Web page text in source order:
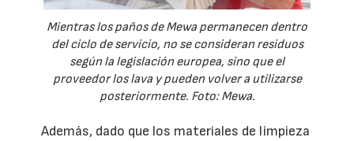
Mientras los paños de Mewa permanecen dentro
del ciclo de servicio, no se consideran residuos
según la legislación europea, sino que el
proveedor los lava y pueden volver a utilizarse
posteriormente. Foto: Mewa.
Además, dado que los materiales de limpieza